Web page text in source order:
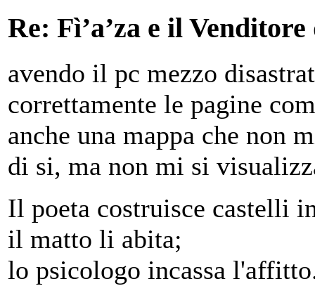
Re: Fì’a’za e il
avendo il pc mezzo
correttamente le pagine
anche una mappa che non
di si, ma non mi si
Il poeta costruisce castelli
il matto li abita;
lo psicologo incassa